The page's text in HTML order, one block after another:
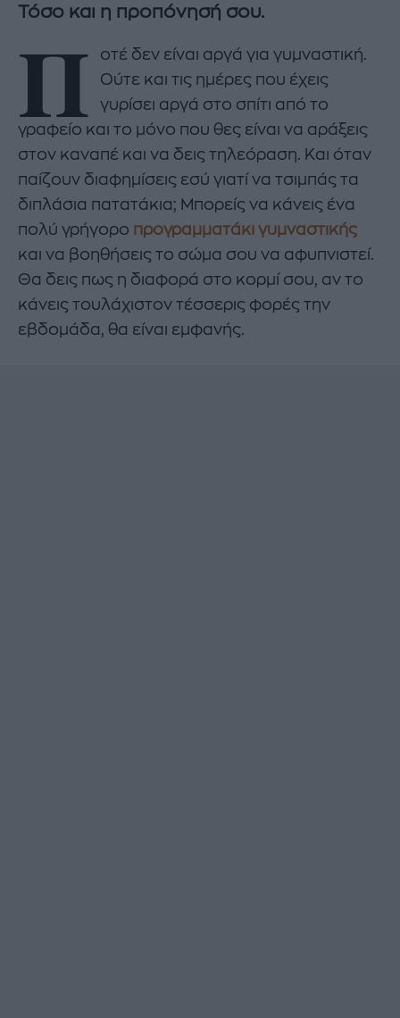
Τόσο και η προπόνησή σου.
Π
οτέ δεν είναι αργά για γυμναστική.
Ούτε και τις ημέρες που έχεις
γυρίσει αργά στο σπίτι από το
γραφείο και το μόνο που θες είναι να αράξεις
στον καναπέ και να δεις τηλεόραση. Και όταν
παίζουν διαφημίσεις εσύ γιατί να τσιμπάς τα
διπλάσια πατατάκια; Μπορείς να κάνεις ένα
πολύ γρήγορο προγραμματάκι γυμναστικής
και να βοηθήσεις το σώμα σου να αφυπνιστεί.
Θα δεις πως η διαφορά στο κορμί σου, αν το
κάνεις τουλάχιστον τέσσερις φορές την
εβδομάδα, θα είναι εμφανής.